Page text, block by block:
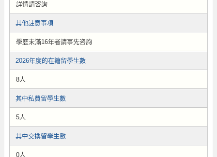
詳情請咨詢
其他註意事項
學歷未滿16年者請事先咨詢
2026年度的在籍留學生數
8人
其中私費留學生數
5人
其中交換留學生數
0人